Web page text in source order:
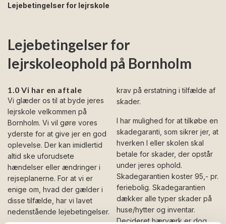
Lejebetingelser for lejrskole
Lejebetingelser for
lejrskoleophold på Bornholm
1.0 Vi har en aftale
Vi glæder os til at byde jeres
lejrskole velkommen på
Bornholm. Vi vil gøre vores
yderste for at give jer en god
oplevelse. Der kan imidlertid
altid ske uforudsete
hændelser eller ændringer i
rejseplanerne. For at vi er
enige om, hvad der gælder i
disse tilfælde, har vi lavet
nedenstående lejebetingelser.
krav på erstatning i tilfælde af
skader.
I har mulighed for at tilkøbe en
skadegaranti, som sikrer jer, at
hverken I eller skolen skal
betale for skader, der opstår
under jeres ophold.
Skadegarantien koster 95,- pr.
feriebolig. Skadegarantien
dækker alle typer skader på
huse/hytter og inventar.
Decideret hærværk er dog